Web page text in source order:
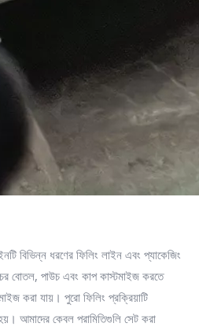
বিভিন্ন ধরণের ফিলিং লাইন এবং প্যাকেজিং
বোতল, পাউচ এবং কাপ কাস্টমাইজ করতে
করা যায়। পুরো ফিলিং প্রক্রিয়াটি
আমাদের কেবল পরামিতিগুলি সেট করা